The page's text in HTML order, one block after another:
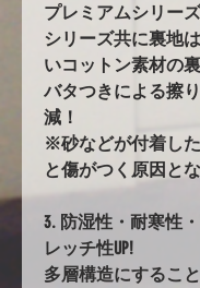
プレミアムシリー
シリーズ共に裏地
いコットン素材の
バタつきによる擦
減！
※砂などが付着し
と傷がつく原因と
3. 防湿性・耐寒性
レッチ性UP!
多層構造にするこ